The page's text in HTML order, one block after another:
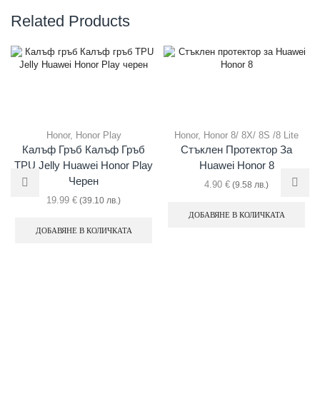
Related Products
Honor, Honor Play
Калъф Гръб Калъф Гръб
TPU Jelly Huawei Honor Play
Черен
19.99 € (39.10 лв.)
ДОБАВЯНЕ В КОЛИЧКАТА
Honor, Honor 8/ 8X/ 8S /8 Lite
Стъклен Протектор За
Huawei Honor 8
4.90 € (9.58 лв.)
ДОБАВЯНЕ В КОЛИЧКАТА